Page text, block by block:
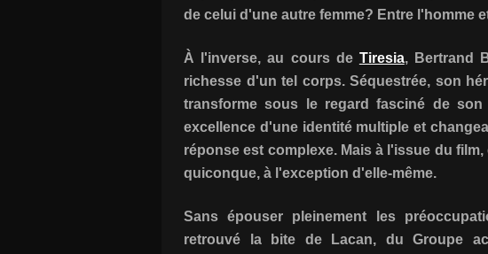
de celui d'une autre femme? Entre l'homme
À l'inverse, au cours de Tiresia, Bertrand
richesse d'un tel corps. Séquestrée, son
transforme sous le regard fasciné de
excellence d'une identité multiple et
réponse est complexe. Mais à l'issue du
quiconque, à l'exception d'elle-même.
Sans épouser pleinement les
retrouvé la bite de Lacan, du Groupe